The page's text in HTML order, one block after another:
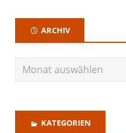
ARCHIV
KATEGORIEN